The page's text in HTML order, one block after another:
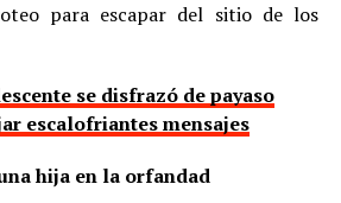
para escapar del sitio de los
se disfrazó de payaso
escalofriantes mensajes
hija en la orfandad